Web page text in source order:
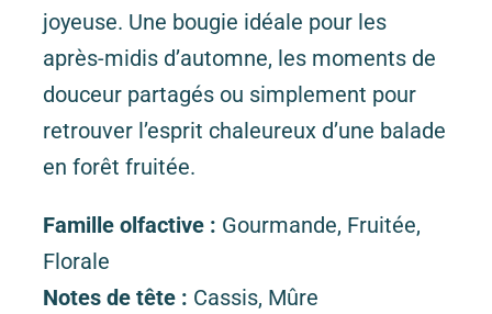
joyeuse. Une bougie idéale pour les
après-midis d’automne, les moments de
douceur partagés ou simplement pour
retrouver l’esprit chaleureux d’une balade
en forêt fruitée.
Famille olfactive : Gourmande, Fruitée,
Florale
Notes de tête : Cassis, Mûre